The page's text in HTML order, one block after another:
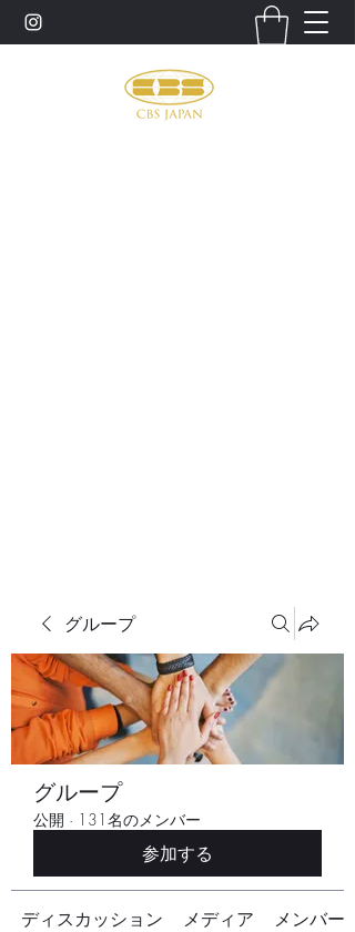
グループ
グループ
公開 · 131名のメンバー
参加する
ディスカッション メディア メンバー